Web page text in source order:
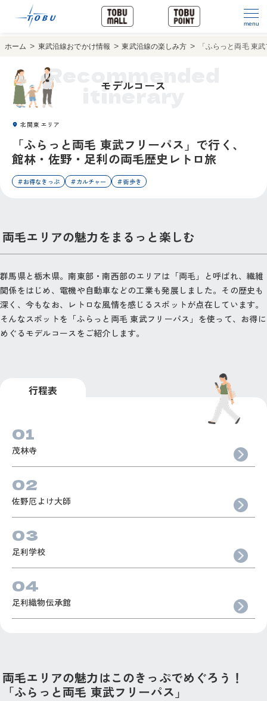
menu
ホーム 東武沿線おでかけ情報 東武沿線の楽しみ方 「ふらっと両毛 東
モデルコース
Recommended
itinerary
北関東エリア
「ふらっと両毛 東武フリーパス」で行く、
館林・佐野・足利の両毛歴史レトロ旅
＃お得なきっぷ ＃カルチャー ＃街歩き
両毛エリアの魅力をまるっと楽しむ
群馬県と栃木県。南東部・南西部のエリアは「両毛」と呼ばれ、繊維
関係をはじめ、電機や自動車などの工業も発展しました。その歴史も
深く、今もなお、レトロな風情を感じるスポットが点在しています。
そんなスポットを「ふらっと両毛 東武フリーパス」を使って、お得に
めぐるモデルコースをご紹介します。
行程表
茂林寺
佐野厄よけ大師
足利学校
足利織物伝承館
両毛エリアの魅力はこのきっぷでめぐろう！
「ふらっと両毛 東武フリーパス」